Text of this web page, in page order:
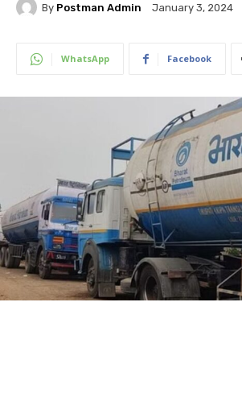
By Postman Admin January 3, 2024
WhatsApp Facebook